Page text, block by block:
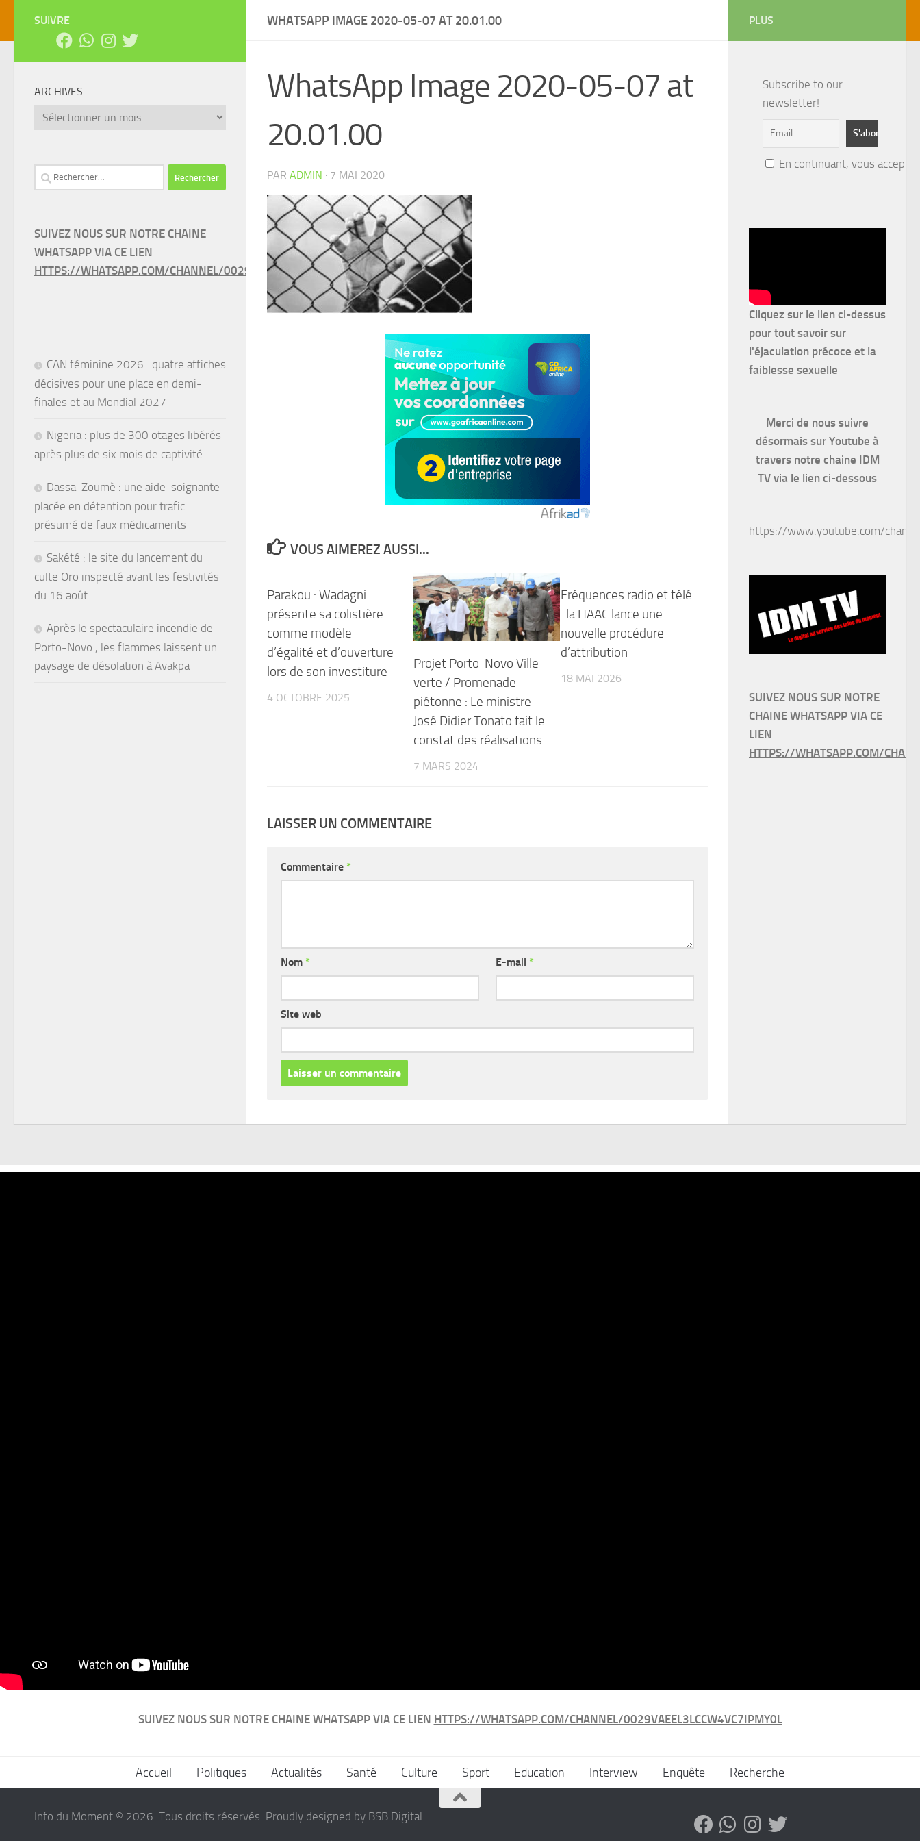
WHATSAPP IMAGE 2020-05-07 AT 20.01.00
WhatsApp Image 2020-05-07 at
20.01.00
PAR ADMIN · 7 MAI 2020
VOUS AIMEREZ AUSSI...
Parakou : Wadagni
présente sa colistière
comme modèle
d’égalité et d’ouverture
lors de son investiture
4 OCTOBRE 2025
Projet Porto-Novo Ville
verte / Promenade
piétonne : Le ministre
José Didier Tonato fait le
constat des réalisations
7 MARS 2024
Fréquences radio et télé
: la HAAC lance une
nouvelle procédure
d’attribution
18 MAI 2026
LAISSER UN COMMENTAIRE
Commentaire *
Nom * E-mail *
Site web
SUIVRE
ARCHIVES
Archives
Rechercher :
SUIVEZ NOUS SUR NOTRE CHAINE
WHATSAPP VIA CE LIEN
HTTPS://WHATSAPP.COM/CHANNEL/0029VAEEL3LCCW4VC7IPMY0L
CAN féminine 2026 : quatre affiches
décisives pour une place en demi-
finales et au Mondial 2027
Nigeria : plus de 300 otages libérés
après plus de six mois de captivité
Dassa-Zoumè : une aide-soignante
placée en détention pour trafic
présumé de faux médicaments
Sakété : le site du lancement du
culte Oro inspecté avant les festivités
du 16 août
Après le spectaculaire incendie de
Porto-Novo , les flammes laissent un
paysage de désolation à Avakpa
PLUS
Subscribe to our
newsletter!
En continuant, vous
Cliquez sur le lien ci-dessus
pour tout savoir sur
l'éjaculation précoce et la
faiblesse sexuelle
Merci de nous suivre
désormais sur Youtube à
travers notre chaine IDM
TV via le lien ci-dessous
https://www.youtube.com/
SUIVEZ NOUS SUR NOTRE
CHAINE WHATSAPP VIA CE
LIEN
HTTPS://WHATSAPP.COM/
SUIVEZ NOUS SUR NOTRE CHAINE WHATSAPP VIA CE LIEN HTTPS://WHATSAPP.COM/CHANNEL/0029VAEEL3LCCW4VC7IPMY0L
Accueil Politiques Actualités Santé Culture Sport Education Interview Enquête Recherche
Info du Moment © 2026. Tous droits réservés. Proudly designed by BSB Digital